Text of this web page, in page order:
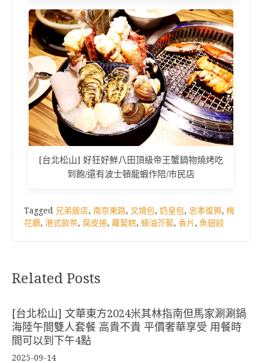
[台北松山] 好狂好鮮八田頂級帝王蟹鍋物燒烤吃
到飽/還有波士頓龍蝦作陪/市民店
Tagged 兄弟飯店, 南京東路, 叉燒包, 奶皇包, 忠孝復興, 梅
花廳, 港式飲茶, 腐皮捲, 蘿蔔糕, 蠔油芥藍, 香片 , 魚翅餃
Related Posts
[台北松山] 文華東方2024米其林指南但馬家涮涮鍋
海陸午間雙人套餐 高貴不貴 平價奢華享受 用餐時
間可以到下午4點
2025-09-14